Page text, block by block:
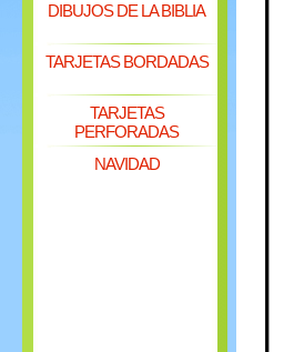
DIBUJOS DE LA BIBLIA
TARJETAS BORDADAS
TARJETAS
PERFORADAS
NAVIDAD